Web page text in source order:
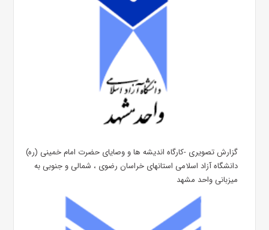
گزارش تصویری -کارگاه اندیشه ها و وصایای حضرت امام خمینی (ره)
دانشگاه آزاد اسلامی استانهای خراسان رضوی ، شمالی و جنوبی به
میزبانی واحد مشهد